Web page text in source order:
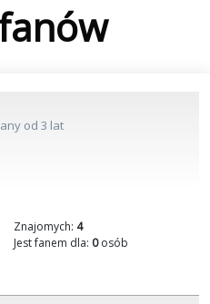
od 3 lat
Znajomych: 4
Jest fanem dla: 0osób